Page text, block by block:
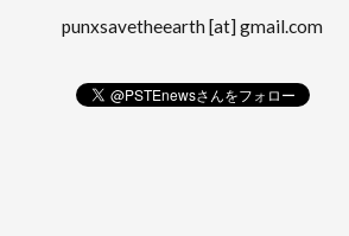
punxsavetheearth [at] gmail.com